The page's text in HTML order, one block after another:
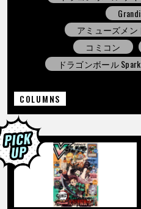
アミューズメン
コミコン
ドラゴンボール
COLUMNS